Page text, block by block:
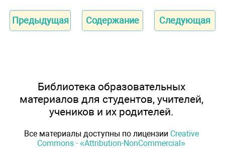
Предыдущая Содержание Следующая
Библиотека образовательных
материалов для студентов, учителей,
учеников и их родителей.
Все материалы доступны по лицензии Creative
Commons - «Attribution-NonCommercial»